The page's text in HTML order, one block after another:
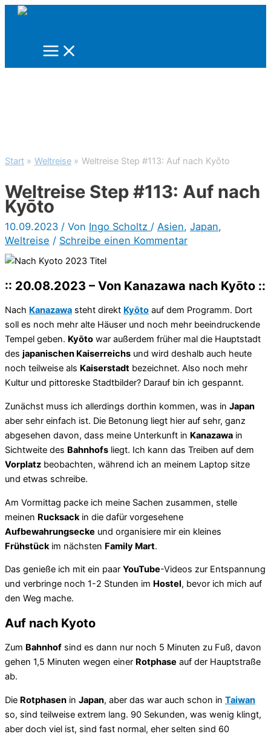
Zum
Start Weltreise Weltreise Step #113: Auf nach Kyōto
Weltreise Step #113: Auf nach
Kyōto
10.09.2023 / Von Ingo Scholtz / Asien, Japan,
Weltreise / Schreibe einen Kommentar
:: 20.08.2023 – Von Kanazawa nach Kyōto ::
Nach Kanazawa steht direkt Kyōto auf dem Programm. Dort
soll es noch mehr alte Häuser und noch mehr beeindruckende
Tempel geben. Kyōto war außerdem früher mal die Hauptstadt
des japanischen Kaiserreichs und wird deshalb auch heute
noch teilweise als Kaiserstadt bezeichnet. Also noch mehr
Kultur und pittoreske Stadtbilder? Darauf bin ich gespannt.
Zunächst muss ich allerdings dorthin kommen, was in Japan
aber sehr einfach ist. Die Betonung liegt hier auf sehr, ganz
abgesehen davon, dass meine Unterkunft in Kanazawa in
Sichtweite des Bahnhofs liegt. Ich kann das Treiben auf dem
Vorplatz beobachten, während ich an meinem Laptop sitze
und etwas schreibe.
Am Vormittag packe ich meine Sachen zusammen, stelle
meinen Rucksack in die dafür vorgesehene
Aufbewahrungsecke und organisiere mir ein kleines
Frühstück im nächsten Family Mart.
Das genieße ich mit ein paar YouTube-Videos zur Entspannung
und verbringe noch 1-2 Stunden im Hostel, bevor ich mich auf
den Weg mache.
Auf nach Kyoto
Zum Bahnhof sind es dann nur noch 5 Minuten zu Fuß, davon
gehen 1,5 Minuten wegen einer Rotphase auf der Hauptstraße
ab.
Die Rotphasen in Japan, aber das war auch schon in Taiwan
so, sind teilweise extrem lang. 90 Sekunden, was wenig klingt,
aber doch viel ist, sind fast normal, eher selten sind 60